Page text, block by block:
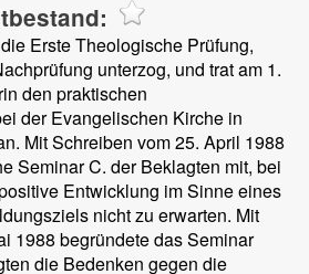
Erste Theologische Prüfung,
unterzog, und trat am 1.
den praktischen
der Evangelischen Kirche in
Mit Schreiben vom 25. April 1988
Seminar C. der Beklagten mit, bei
Entwicklung im Sinne eines
nicht zu erwarten. Mit
1988 begründete das Seminar
die Bedenken gegen die